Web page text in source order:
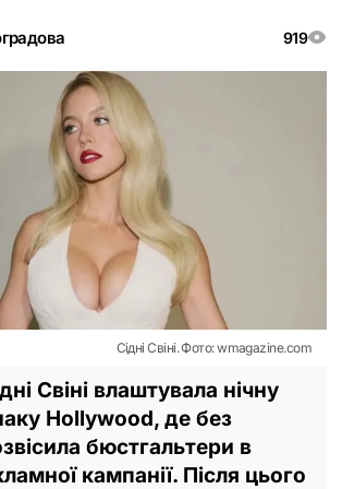
919
Сідні Свіні. Фото: wmagazine.com
Свіні влаштувала нічну
Hollywood, де без
бюстгальтери в
кампанії. Після цього